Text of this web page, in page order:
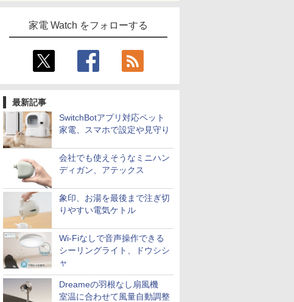
家電 Watch をフォローする
最新記事
SwitchBotアプリ対応ペット
家電、スマホで設定や見守り
会社でも使えそうなミニハン
ディガン、アテックス
象印、お湯を最後まで注ぎ切
りやすい電気ケトル
Wi-Fiなしで音声操作できる
シーリングライト、ドウシシ
ャ
Dreameの羽根なし扇風機
室温に合わせて風量自動調整